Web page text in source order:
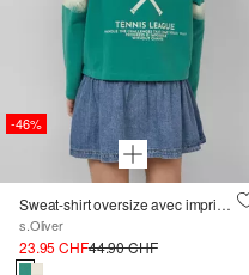
-46%
Sweat-shirt oversize avec imprimé dans le dos
s.Oliver
23.95 CHF44.90 CHF